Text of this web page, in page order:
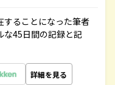
することになった筆者
な45日間の記録と記
詳細を見る